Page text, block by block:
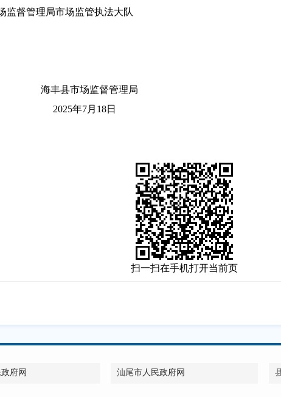
督管理局市场监管执法大队
督管理局
18日
扫一扫在手机打开当前页
府网 汕尾市人民政府网